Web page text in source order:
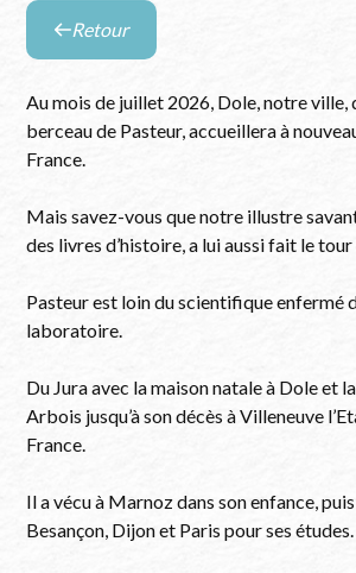
Retour
la
liste
Retour
Au mois de juillet 2026, Dole, notre ville,
berceau de Pasteur, accueillera à
France.
Mais savez-vous que notre illustre
des livres d’histoire, a lui aussi fait le tour
Pasteur est loin du scientifique enfermé
laboratoire.
Du Jura avec la maison natale à Dole et
Arbois jusqu’à son décès à Villeneuve
France.
Il a vécu à Marnoz dans son enfance,
Besançon, Dijon et Paris pour ses études.